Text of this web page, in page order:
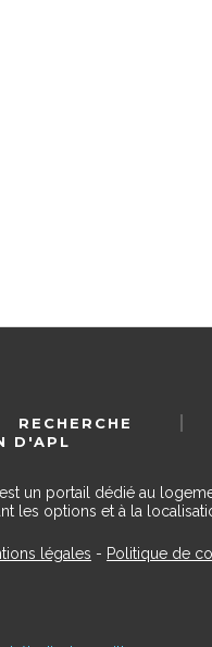
RECHERCHE
D'APL
un portail dédié au
les options et à la
légales - Politique de